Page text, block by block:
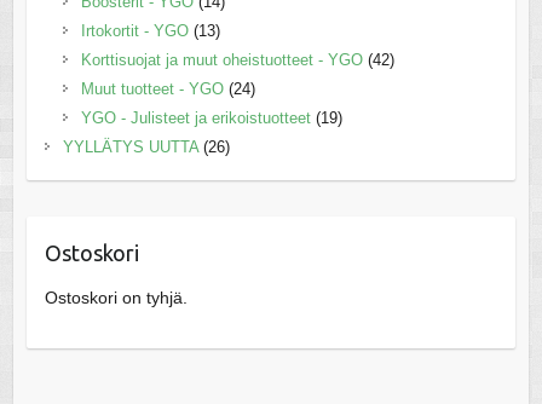
Irtokortit - YGO (13)
Korttisuojat ja muut oheistuotteet - YGO (42)
Muut tuotteet - YGO (24)
YGO - Julisteet ja erikoistuotteet (19)
YYLLÄTYS UUTTA (26)
Ostoskori
Ostoskori on tyhjä.